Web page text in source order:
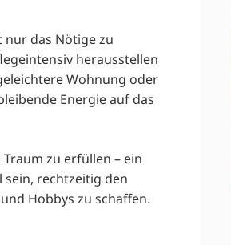
nur das Nötige zu
herausstellen
Wohnung oder
Energie auf das
zu erfüllen – ein
rechtzeitig den
Hobbys zu schaffen.